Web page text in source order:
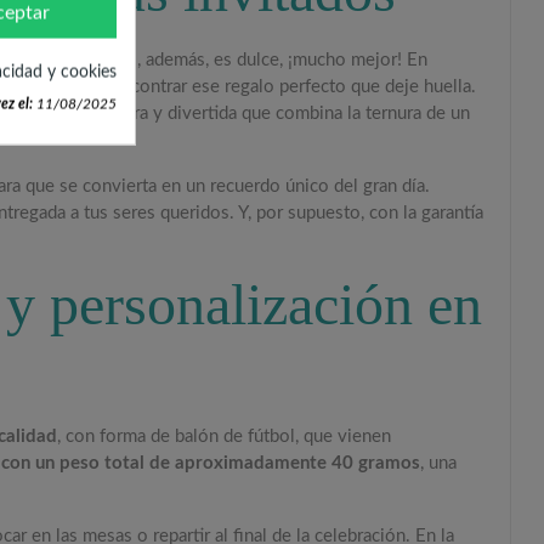
memorable. Y si, además, es dulce, ¡mucho mejor! En
que es encontrar ese regalo perfecto que deje huella.
encantadora y divertida que combina la ternura de un
que se convierta en un recuerdo único del gran día.
a tus seres queridos. Y, por supuesto, con la garantía
personalización en
, con forma de balón de fútbol, que vienen
un peso total de aproximadamente 40 gramos, una
en las mesas o repartir al final de la celebración. En la
y cookies
el: 11/08/2025